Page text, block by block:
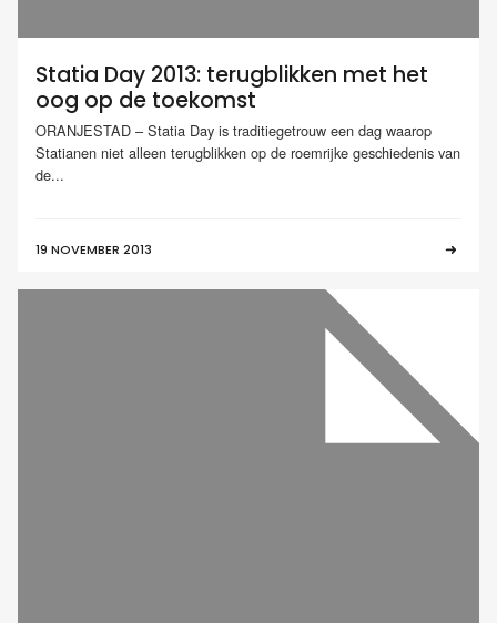
Statia Day 2013: terugblikken met het
oog op de toekomst
ORANJESTAD – Statia Day is traditiegetrouw een dag waarop
Statianen niet alleen terugblikken op de roemrijke geschiedenis van
de...
19 NOVEMBER 2013